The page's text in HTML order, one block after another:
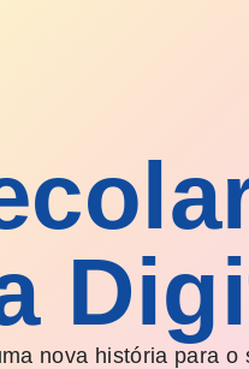
nova história para